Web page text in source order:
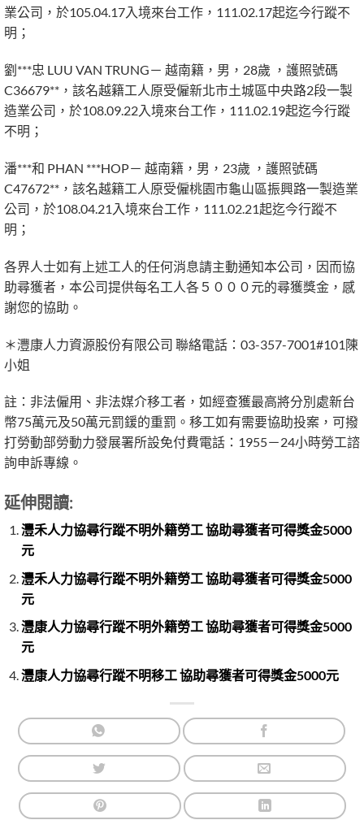
業公司，於105.04.17入境來台工作，111.02.17起迄今行蹤不
明；
劉***忠 LUU VAN TRUNG－ 越南籍，男，28歲 ，護照號碼
C36679**，該名越籍工人原受僱新北市土城區中央路2段一製
造業公司，於108.09.22入境來台工作，111.02.19起迄今行蹤
不明；
潘***和 PHAN ***HOP－ 越南籍，男，23歲 ，護照號碼
C47672**，該名越籍工人原受僱桃園市龜山區振興路一製造業
公司，於108.04.21入境來台工作，111.02.21起迄今行蹤不
明；
各界人士如有上述工人的任何消息請主動通知本公司，因而協
助尋獲者，本公司提供每名工人各５０００元的尋獲獎金，感
謝您的協助。
＊灃康人力資源股份有限公司 聯絡電話：03-357-7001#101陳
小姐
註：非法僱用、非法媒介移工者，如經查獲最高將分別處新台
幣75萬元及50萬元罰鍰的重罰。移工如有需要協助投案，可撥
打勞動部勞動力發展署所設免付費電話：1955－24小時勞工諮
詢申訴專線。
延伸閱讀:
灃禾人力協尋行蹤不明外籍勞工 協助尋獲者可得獎金5000
元
灃禾人力協尋行蹤不明外籍勞工 協助尋獲者可得獎金5000
元
灃康人力協尋行蹤不明外籍勞工 協助尋獲者可得獎金5000
元
灃康人力協尋行蹤不明移工 協助尋獲者可得獎金5000元